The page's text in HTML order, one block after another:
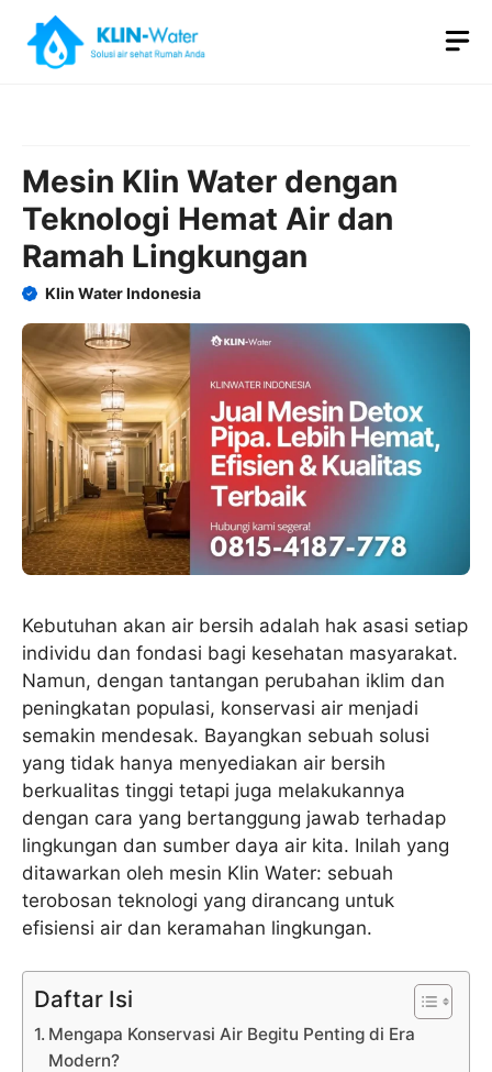
content
Mesin Klin Water dengan
Teknologi Hemat Air dan
Ramah Lingkungan
Klin Water Indonesia
Kebutuhan akan air bersih adalah hak asasi setiap
individu dan fondasi bagi kesehatan masyarakat.
Namun, dengan tantangan perubahan iklim dan
peningkatan populasi, konservasi air menjadi
semakin mendesak. Bayangkan sebuah solusi
yang tidak hanya menyediakan air bersih
berkualitas tinggi tetapi juga melakukannya
dengan cara yang bertanggung jawab terhadap
lingkungan dan sumber daya air kita. Inilah yang
ditawarkan oleh mesin Klin Water: sebuah
terobosan teknologi yang dirancang untuk
efisiensi air dan keramahan lingkungan.
Daftar Isi
Mengapa Konservasi Air Begitu Penting di Era
Modern?